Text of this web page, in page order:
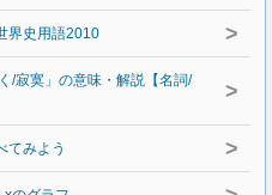
界史用語2010 >
/寂寞」の意味・解説【名詞/
>
てみよう >